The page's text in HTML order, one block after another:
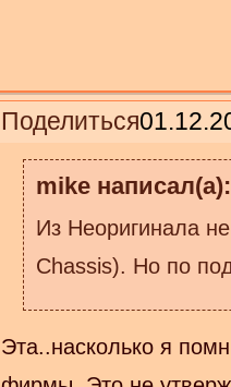
Поделиться
mike написал(а):
Из Неоригинала
Chassis). Но по
Эта..насколько я